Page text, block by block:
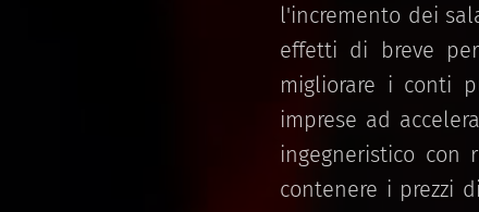
l'incremento dei
effetti di breve
migliorare i conti
imprese ad
ingegneristico
contenere i prezzi